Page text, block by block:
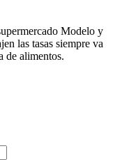
Modelo y
las tasas siempre va
de alimentos.